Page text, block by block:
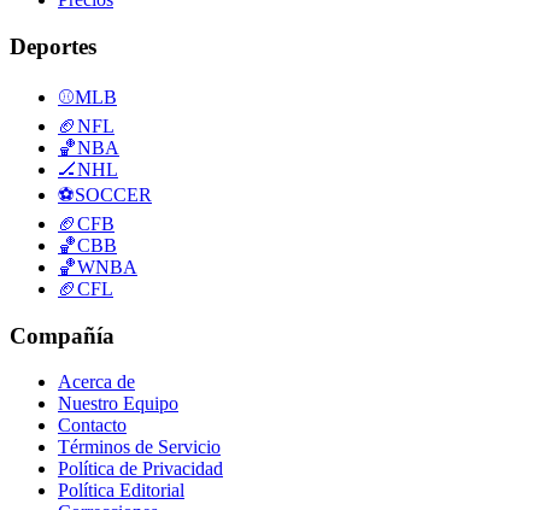
Deportes
⚾MLB
🏈NFL
🏀NBA
🏒NHL
⚽SOCCER
🏈CFB
🏀CBB
🏀WNBA
🏈CFL
Compañía
Acerca de
Nuestro Equipo
Contacto
Términos de Servicio
Política de Privacidad
Política Editorial